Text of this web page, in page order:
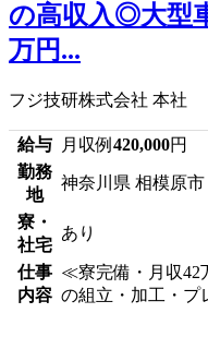
の高収入◎大型
万円...
フジ技研株式会社 本社
給与 月収例 420,000円
勤務
地
神奈川県 相模原市
寮・
社宅
あり
仕事
内容
≪寮完備・月収42
の組立・加工・プ